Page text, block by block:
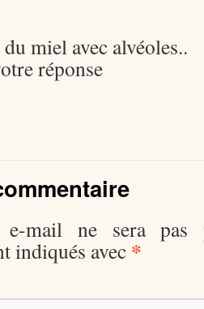
miel avec alvéoles..
réponse
e-mail ne sera pas
indiqués avec *